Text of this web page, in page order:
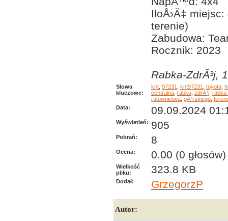
IloÅ›Ä‡
terenie)
Zabudowa:
Rocznik: 2023
Rabka-ZdrÃ³j,
Słowa
kluczowe:
knt 97231 knt97231 toyota
centralna rabka zdrÃ³j
ratownictwa gÃ³rskiego
Data:
09.09.2024
Wyświetleń: 905
Pobrań: 8
Ocena: 0.00 (0 głosów)
Wielkość
pliku:
323.8 KB
Dodał: GrzegorzP
Autor: